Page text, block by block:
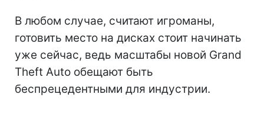
В любом случае, считают игроманы,
готовить место на дисках стоит начинать
уже сейчас, ведь масштабы новой Grand
Theft Auto обещают быть
беспрецедентными для индустрии.